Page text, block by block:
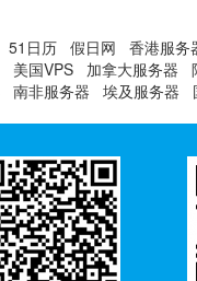
51日历 假日网 香港服务
美国VPS 加拿大服务器
南非服务器 埃及服务器